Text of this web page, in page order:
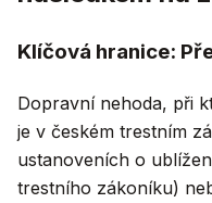
Klíčová hranice:
Dopravní nehoda, při
je v českém trestním
ustanoveních o
trestního zákoníku)